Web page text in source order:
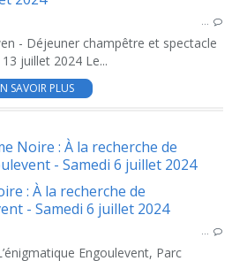
…
- Déjeuner champêtre et spectacle
juillet 2024 Le...
SAVOIR PLUS
Noire : À la recherche de
- Samedi 6 juillet 2024
…
Engoulevent, Parc